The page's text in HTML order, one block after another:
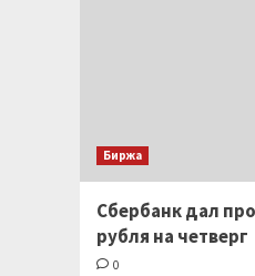
Биржа
Сбербанк дал
рубля на четверг
0